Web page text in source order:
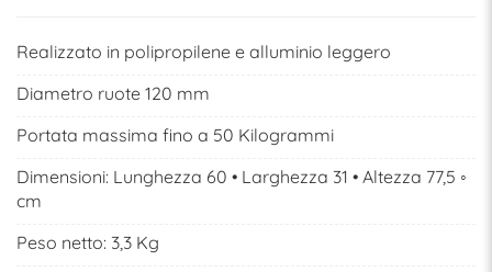
Realizzato in polipropilene e alluminio leggero
Diametro ruote 120 mm
Portata massima fino a 50 Kilogrammi
Dimensioni: Lunghezza 60 • Larghezza 31 • Altezza 77,5 ◦
cm
Peso netto: 3,3 Kg